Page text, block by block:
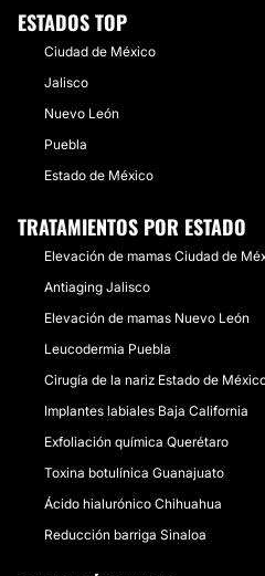
ESTADOS TOP
Ciudad de México
Jalisco
Nuevo León
Puebla
Estado de México
TRATAMIENTOS POR ESTADO
Elevación de mamas Ciudad de
Antiaging Jalisco
Elevación de mamas Nuevo León
Leucodermia Puebla
Cirugía de la nariz Estado de
Implantes labiales Baja California
Exfoliación química Querétaro
Toxina botulínica Guanajuato
Ácido hialurónico Chihuahua
Reducción barriga Sinaloa